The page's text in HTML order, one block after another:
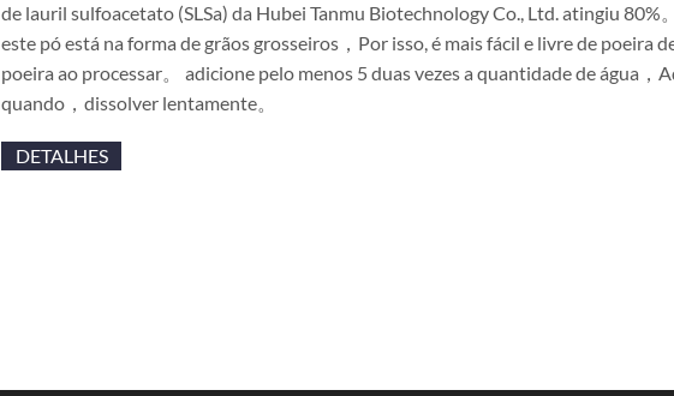
de lauril sulfoacetato (SLSa) da Hubei Tanmu Biotechnology Co., Ltd. atingiu 80%
este pó está na forma de grãos grosseiros，Por isso, é mais fácil e livre de poeira
poeira ao processar。 adicione pelo menos 5 duas vezes a quantidade de água，
quando，dissolver lentamente。
DETALHES